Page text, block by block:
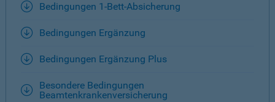
Bedingungen 1-Bett-Absicherung
Bedingungen Ergänzung
Bedingungen Ergänzung Plus
Besondere Bedingungen
Beamtenkrankenversicherung